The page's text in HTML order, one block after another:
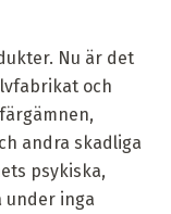
Nu är det
och
andra skadliga
psykiska,
under inga